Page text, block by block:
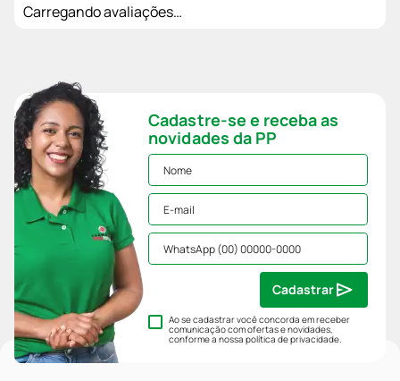
Carregando avaliações…
Cadastre-se e receba as
novidades da PP
Ao se cadastrar você concorda em receber
comunicação com ofertas e novidades,
conforme a nossapolítica de privacidade.
Cadastrar